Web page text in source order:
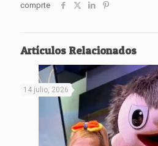
comprte
Artículos Relacionados
14 julio, 2026